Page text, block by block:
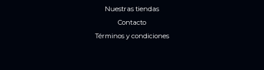
Nuestras tiendas
Contacto
Términos y condiciones